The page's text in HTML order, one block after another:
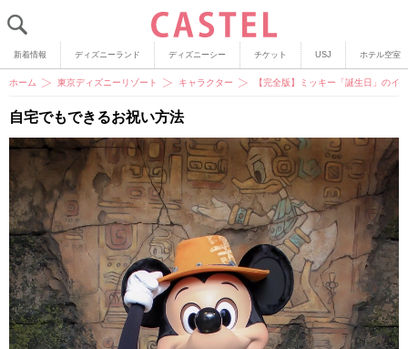
新着情報 ディズニーランド ディズニーシー チケット USJ ホテル空室
ホーム 東京ディズニーリゾート キャラクター 【完全版】ミッキー「誕生日」のイ
自宅でもできるお祝い方法